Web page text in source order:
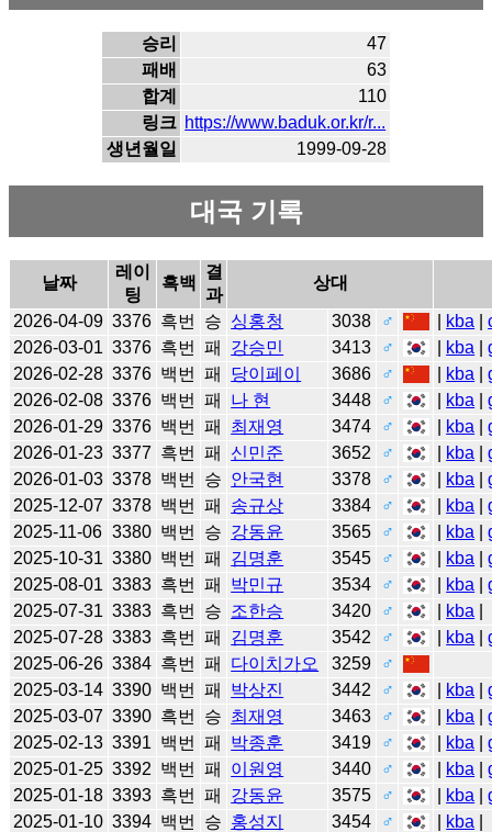
승리
47
패배
63
합계
110
링크 https://www.baduk.or.kr/r...
생년월일
1999-09-28
대국 기록
날짜
레이
팅
흑백
결
과
상대
2026-04-09 3376 흑번 승 싱홍청 3038 ♂ kba |
2026-03-01 3376 흑번 패 강승민 3413 ♂ kba |
2026-02-28 3376 백번 패 당이페이 3686 ♂ kba |
2026-02-08 3376 백번 패 나 현 3448 ♂ kba |
2026-01-29 3376 백번 패 최재영 3474 ♂ kba |
2026-01-23 3377 흑번 패 신민준 3652 ♂ kba |
2026-01-03 3378 백번 승 안국현 3378 ♂ kba |
2025-12-07 3378 백번 패 송규상 3384 ♂ kba |
2025-11-06 3380 백번 승 강동윤 3565 ♂ kba |
2025-10-31 3380 백번 패 김명훈 3545 ♂ kba |
2025-08-01 3383 흑번 패 박민규 3534 ♂ kba |
2025-07-31 3383 흑번 승 조한승 3420 ♂ kba
2025-07-28 3383 흑번 패 김명훈 3542 ♂ kba |
2025-06-26 3384 흑번 패 다이치가오 3259
♂
2025-03-14 3390 백번 패 박상진 3442 ♂ kba |
2025-03-07 3390 흑번 승 최재영 3463 ♂ kba |
2025-02-13 3391 백번 패 박종훈 3419 ♂ kba |
2025-01-25 3392 백번 패 이원영 3440 ♂ kba |
2025-01-18 3393 흑번 패 강동윤 3575 ♂ kba |
2025-01-10 3394 백번 승 홍성지 3454 ♂ kba